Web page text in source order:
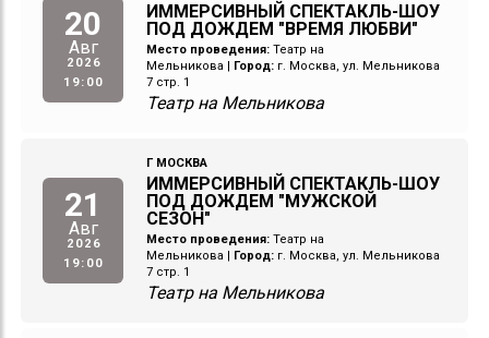
20
Авг
2026
19:00
ИММЕРСИВНЫЙ СПЕКТАКЛЬ-ШОУ
ПОД ДОЖДЕМ "ВРЕМЯ ЛЮБВИ"
Место проведения: Театр на
Мельникова
Город: г. Москва, ул. Мельникова
7 стр. 1
Театр на Мельникова
21
Авг
2026
19:00
Г МОСКВА
ИММЕРСИВНЫЙ СПЕКТАКЛЬ-ШОУ
ПОД ДОЖДЕМ "МУЖСКОЙ
СЕЗОН"
Место проведения: Театр на
Мельникова
Город: г. Москва, ул. Мельникова
7 стр. 1
Театр на Мельникова